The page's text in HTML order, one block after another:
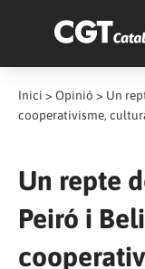
Inici > Opinió > Un
cooperativisme,
Un repte
Peiró i